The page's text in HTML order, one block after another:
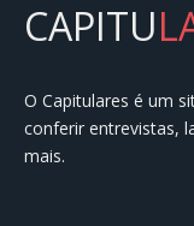
CAPITU
O Capitulares é um
conferir entrevistas,
mais.